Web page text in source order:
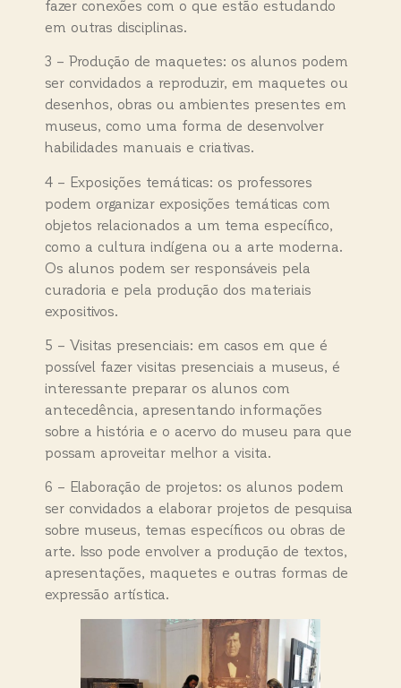
fazer conexões com o que estão estudando
em outras disciplinas.
3 – Produção de maquetes: os alunos podem
ser convidados a reproduzir, em maquetes ou
desenhos, obras ou ambientes presentes em
museus, como uma forma de desenvolver
habilidades manuais e criativas.
4 – Exposições temáticas: os professores
podem organizar exposições temáticas com
objetos relacionados a um tema específico,
como a cultura indígena ou a arte moderna.
Os alunos podem ser responsáveis pela
curadoria e pela produção dos materiais
expositivos.
5 – Visitas presenciais: em casos em que é
possível fazer visitas presenciais a museus, é
interessante preparar os alunos com
antecedência, apresentando informações
sobre a história e o acervo do museu para que
possam aproveitar melhor a visita.
6 – Elaboração de projetos: os alunos podem
ser convidados a elaborar projetos de pesquisa
sobre museus, temas específicos ou obras de
arte. Isso pode envolver a produção de textos,
apresentações, maquetes e outras formas de
expressão artística.